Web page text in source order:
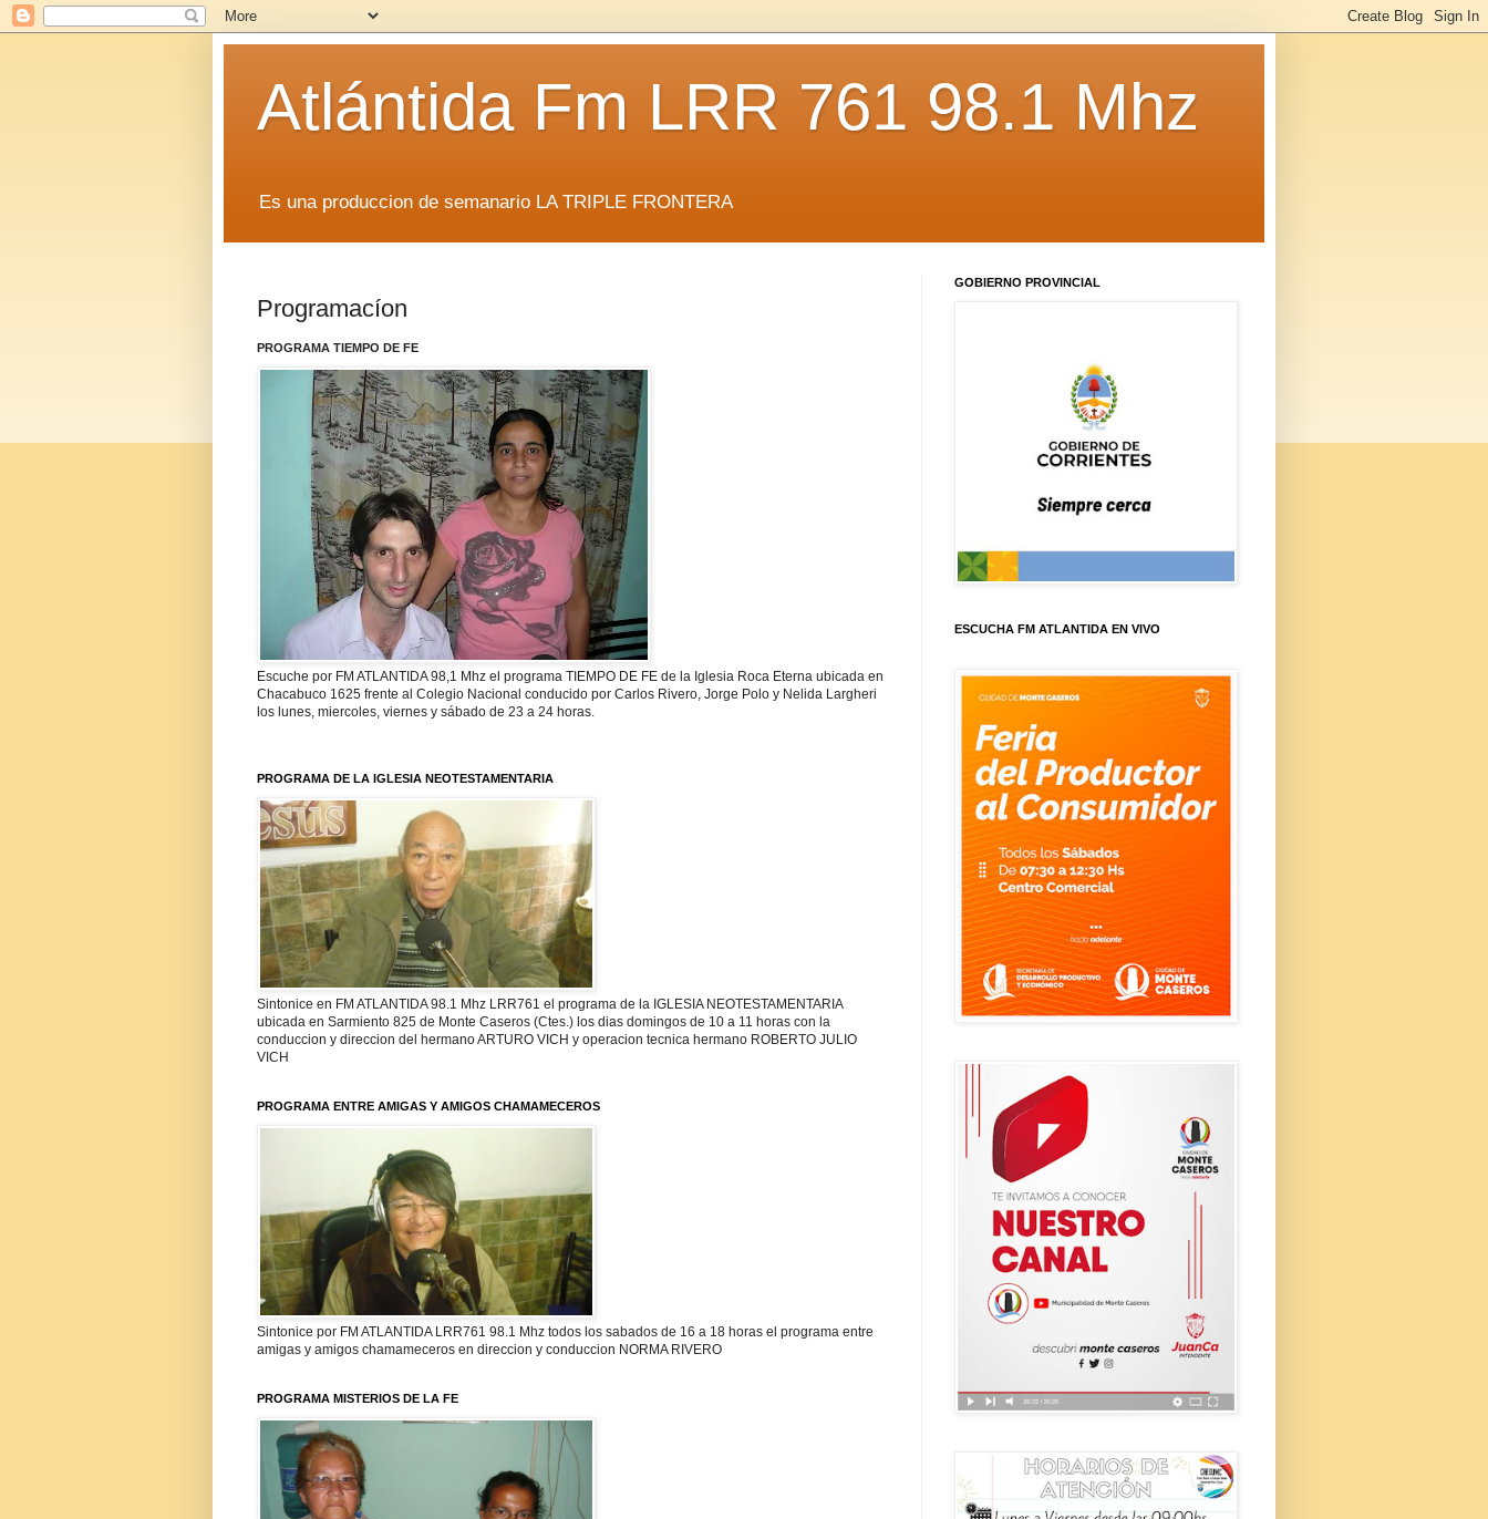
Atlántida Fm LRR 761 98.1 Mhz
Es una produccion de semanario LA TRIPLE FRONTERA
Programacíon
PROGRAMA TIEMPO DE FE
Escuche por FM ATLANTIDA 98,1 Mhz el programa TIEMPO DE FE de la Iglesia Roca Eterna ubicada en
Chacabuco 1625 frente al Colegio Nacional conducido por Carlos Rivero, Jorge Polo y Nelida Largheri
los lunes, miercoles, viernes y sábado de 23 a 24 horas.
PROGRAMA DE LA IGLESIA NEOTESTAMENTARIA
Sintonice en FM ATLANTIDA 98.1 Mhz LRR761 el programa de la IGLESIA NEOTESTAMENTARIA
ubicada en Sarmiento 825 de Monte Caseros (Ctes.) los dias domingos de 10 a 11 horas con la
conduccion y direccion del hermano ARTURO VICH y operacion tecnica hermano ROBERTO JULIO
VICH
PROGRAMA ENTRE AMIGAS Y AMIGOS CHAMAMECEROS
Sintonice por FM ATLANTIDA LRR761 98.1 Mhz todos los sabados de 16 a 18 horas el programa entre
amigas y amigos chamameceros en direccion y conduccion NORMA RIVERO
PROGRAMA MISTERIOS DE LA FE
GOBIERNO PROVINCIAL
ESCUCHA FM ATLANTIDA EN VIVO